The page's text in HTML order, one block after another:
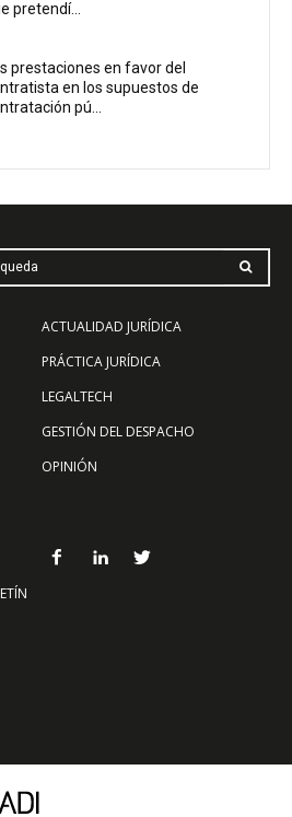
pretendí...
prestaciones en favor del
en los supuestos de
pú...
ACTUALIDAD JURÍDICA
PRÁCTICA JURÍDICA
LEGALTECH
GESTIÓN DEL DESPACHO
OPINIÓN